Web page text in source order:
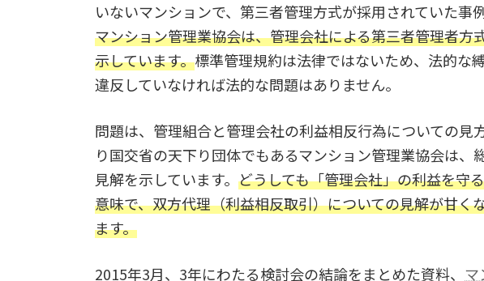
いないマンションで、第三者管理方式が採用されていた事
マンション管理業協会は、管理会社による第三者管理者方
示しています。標準管理規約は法律ではないため、法的な
違反していなければ法的な問題はありません。
問題は、管理組合と管理会社の利益相反行為についての見
り国交省の天下り団体でもあるマンション管理業協会は、
見解を示しています。 どうしても「管理会社」の利益を守
意味で、双方代理（利益相反取引）についての見解が甘く
ます。
2015年3月、3年にわたる検討会の結論をまとめた資料、